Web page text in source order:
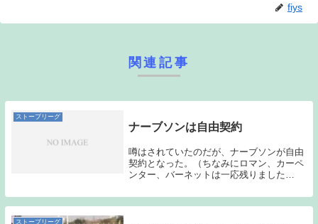
fiys
関連記事
ストーブリーグ
ナーブソンは自由契約
噂はされていたのだが、ナーブソンが自由
契約となった。（ちなみにロマン、カーペ
ンター、バーネットは一応残りました
24試合で137回を投げ、4勝11敗 防御率
４．５３という数字が残った。この数字だ
ストーブリーグ